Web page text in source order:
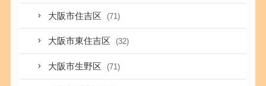
大阪市住吉区 (71)
大阪市東住吉区 (32)
大阪市生野区 (71)